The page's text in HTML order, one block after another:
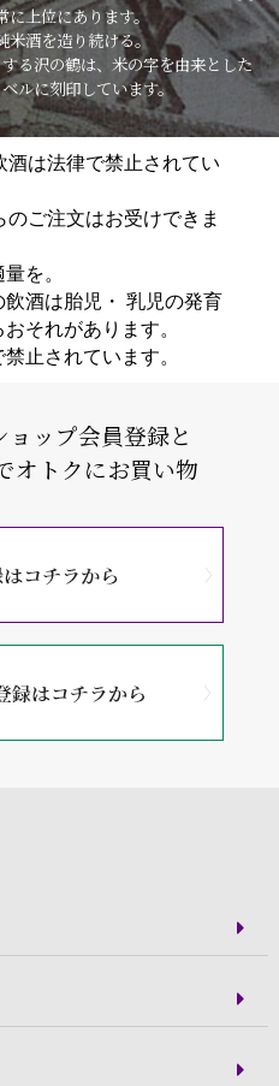
に上位にあります。
米酒を造り続ける。
る沢の鶴は、米の字を由来とした
ルに刻印しています。
酒は法律で禁止されてい
ご注文はお受けできま
を。
酒は胎児・ 乳児の発育
それがあります。
止されています。
ップ会員登録と
オトクにお買い物